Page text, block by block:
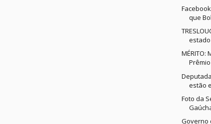
que
estado
MÉRITO:
estão
Foto da
Governo